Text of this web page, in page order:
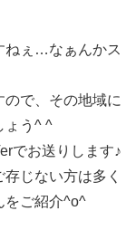
ねぇ…なぁんかス
で、その地域に
ょう^ ^
でお送りします♪
じない方は多く
をご紹介^o^